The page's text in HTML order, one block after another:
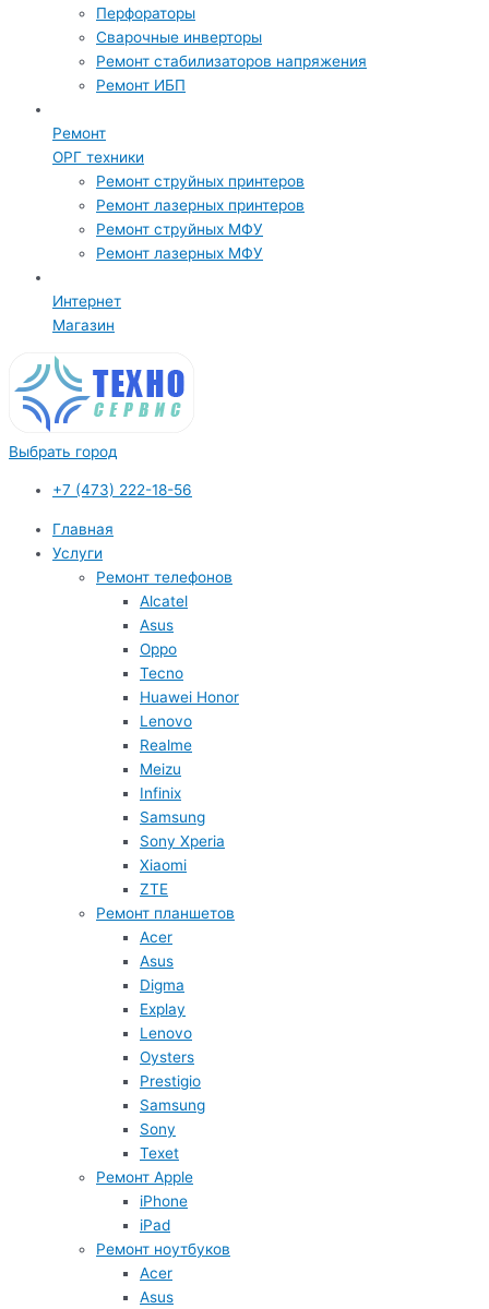
Перфораторы
Сварочные инверторы
Ремонт стабилизаторов напряжения
Ремонт ИБП
Ремонт
ОРГ техники
Ремонт струйных принтеров
Ремонт лазерных принтеров
Ремонт струйных МФУ
Ремонт лазерных МФУ
Интернет
Магазин
Выбрать город
+7 (473) 222-18-56
Главная
Услуги
Ремонт телефонов
Alcatel
Asus
Oppo
Tecno
Huawei Honor
Lenovo
Realme
Meizu
Infinix
Samsung
Sony Xperia
Xiaomi
ZTE
Ремонт планшетов
Acer
Asus
Digma
Explay
Lenovo
Oysters
Prestigio
Samsung
Sony
Texet
Ремонт Apple
iPhone
iPad
Ремонт ноутбуков
Acer
Asus